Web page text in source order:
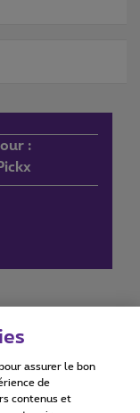
:
statement
assurer le bon
de
contenus et